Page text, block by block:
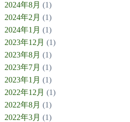
2024年8月 (1)
2024年2月 (1)
2024年1月 (1)
2023年12月 (1)
2023年8月 (1)
2023年7月 (1)
2023年1月 (1)
2022年12月 (1)
2022年8月 (1)
2022年3月 (1)